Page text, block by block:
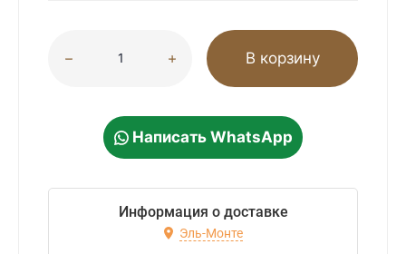
В корзину
Написать WhatsApp
Информация о доставке
Эль-Монте